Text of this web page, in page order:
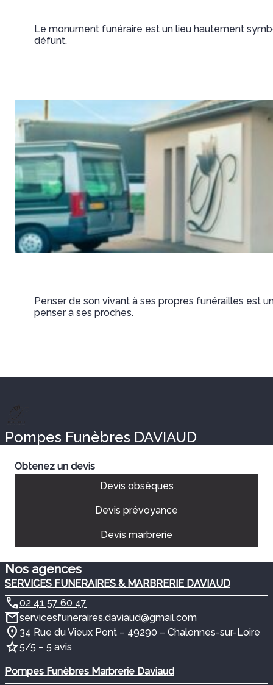
Le monument funéraire est un lieu hautement
défunt.
Penser de son vivant à ses propres funérailles est
penser à ses proches.
Pompes Funèbres DAVIAUD
Obtenez un devis
Devis obsèques
Devis prévoyance
Devis marbrerie
Nos agences
SERVICES FUNERAIRES & MARBRERIE DAVIAUD
02 41 57 60 47
servicesfuneraires.daviaud@gmail.com
34 Rue du Vieux Pont – 49290 – Chalonnes-sur-Loire
5/5 – 5 avis
Pompes Funèbres Marbrerie Daviaud